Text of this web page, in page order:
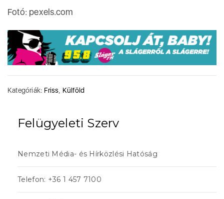
Fotó: pexels.com
Kategóriák: Friss Külföld
Felügyeleti Szerv
Nemzeti Média- és Hírközlési Hatóság
Telefon: +36 1 457 7100